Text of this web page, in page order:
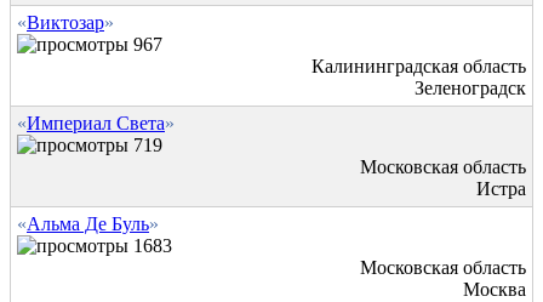
«Виктозар»
967
Калининградская область
Зеленоградск
«Империал Света»
719
Московская область
Истра
«Альма Де Буль»
1683
Московская область
Москва